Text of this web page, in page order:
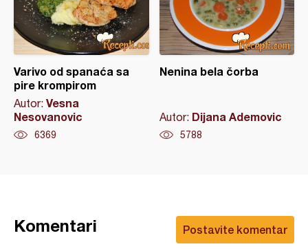
Varivo od spanaća sa
pire krompirom
Autor: Vesna
Nesovanovic
6369
Nenina bela čorba
Autor: Dijana Ademovic
5788
Postavite komentar
Komentari